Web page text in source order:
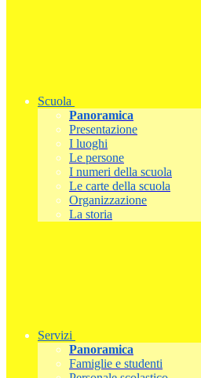
Scuola
Panoramica
Presentazione
I luoghi
Le persone
I numeri della scuola
Le carte della scuola
Organizzazione
La storia
Servizi
Panoramica
Famiglie e studenti